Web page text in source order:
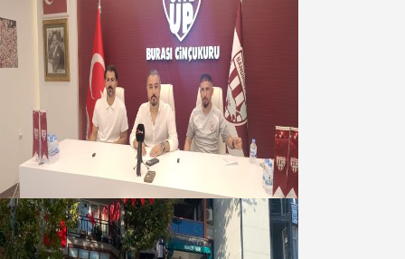
Oğuzbeyi : Transferlerde takımın
geleceğini, kulübün ekonomisini
düşündük